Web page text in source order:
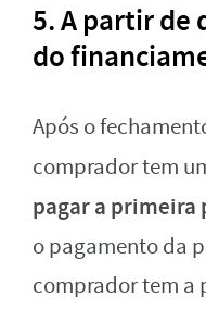
5. A partir de
do
Após o
comprador tem
pagar a primeira
o pagamento da
comprador tem a